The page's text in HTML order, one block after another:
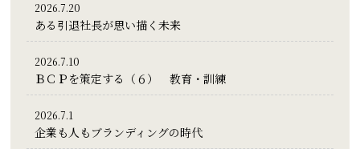
2026.7.20
ある引退社長が思い描く未来
2026.7.10
ＢＣＰを策定する（６） 教育・訓練
2026.7.1
企業も人もブランディングの時代